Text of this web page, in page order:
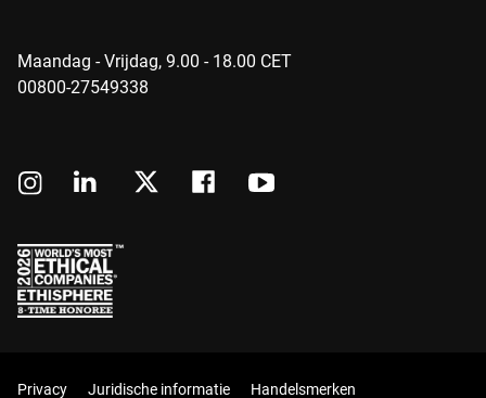
Maandag - Vrijdag, 9.00 - 18.00 CET
00800-27549338
Privacy Juridische informatie Handelsmerken